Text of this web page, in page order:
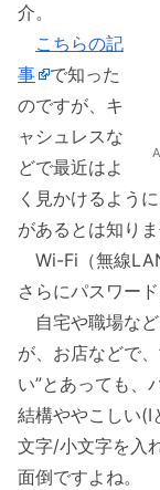
介。
こちらの記
事
で知った
のですが、キ
ャシュレスな
どで最近はよ
く見かけるよう
があるとは知りま
Wi-Fi（無線
さらにパスワー
自宅や職場な
が、お店などで
い”とあっても、
結構ややこしい(I
文字/小文字を入
面倒ですよね。